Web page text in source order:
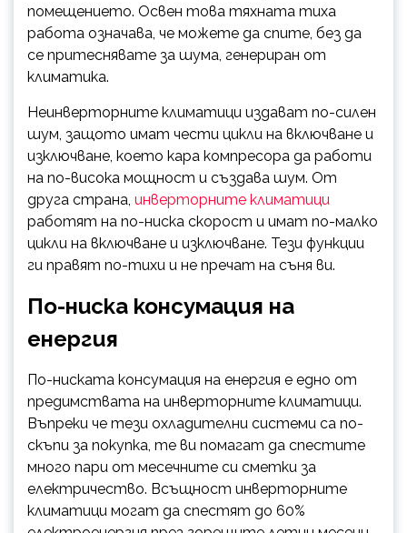
помещението. Освен това тяхната тиха
работа означава, че можете да спите, без да
се притеснявате за шума, генериран от
климатика.
Неинверторните климатици издават по-силен
шум, защото имат чести цикли на включване и
изключване, което кара компресора да работи
на по-висока мощност и създава шум. От
друга страна, инверторните климатици
работят на по-ниска скорост и имат по-малко
цикли на включване и изключване. Тези функции
ги правят по-тихи и не пречат на съня ви.
По-ниска консумация на
енергия
По-ниската консумация на енергия е едно от
предимствата на инверторните климатици.
Въпреки че тези охладителни системи са по-
скъпи за покупка, те ви помагат да спестите
много пари от месечните си сметки за
електричество. Всъщност инверторните
климатици могат да спестят до 60%